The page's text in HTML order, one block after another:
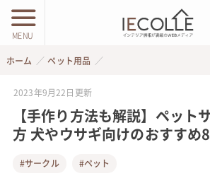
MENU
ホーム ペット用品
2023年9月22日 更新
【手作り方法も解説】ペット
方 犬やウサギ向けのおすすめ
#サークル #ペット